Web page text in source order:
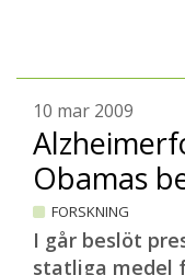
10 mar 2009
Obamas
FORSKNING
I går beslöt
statliga medel